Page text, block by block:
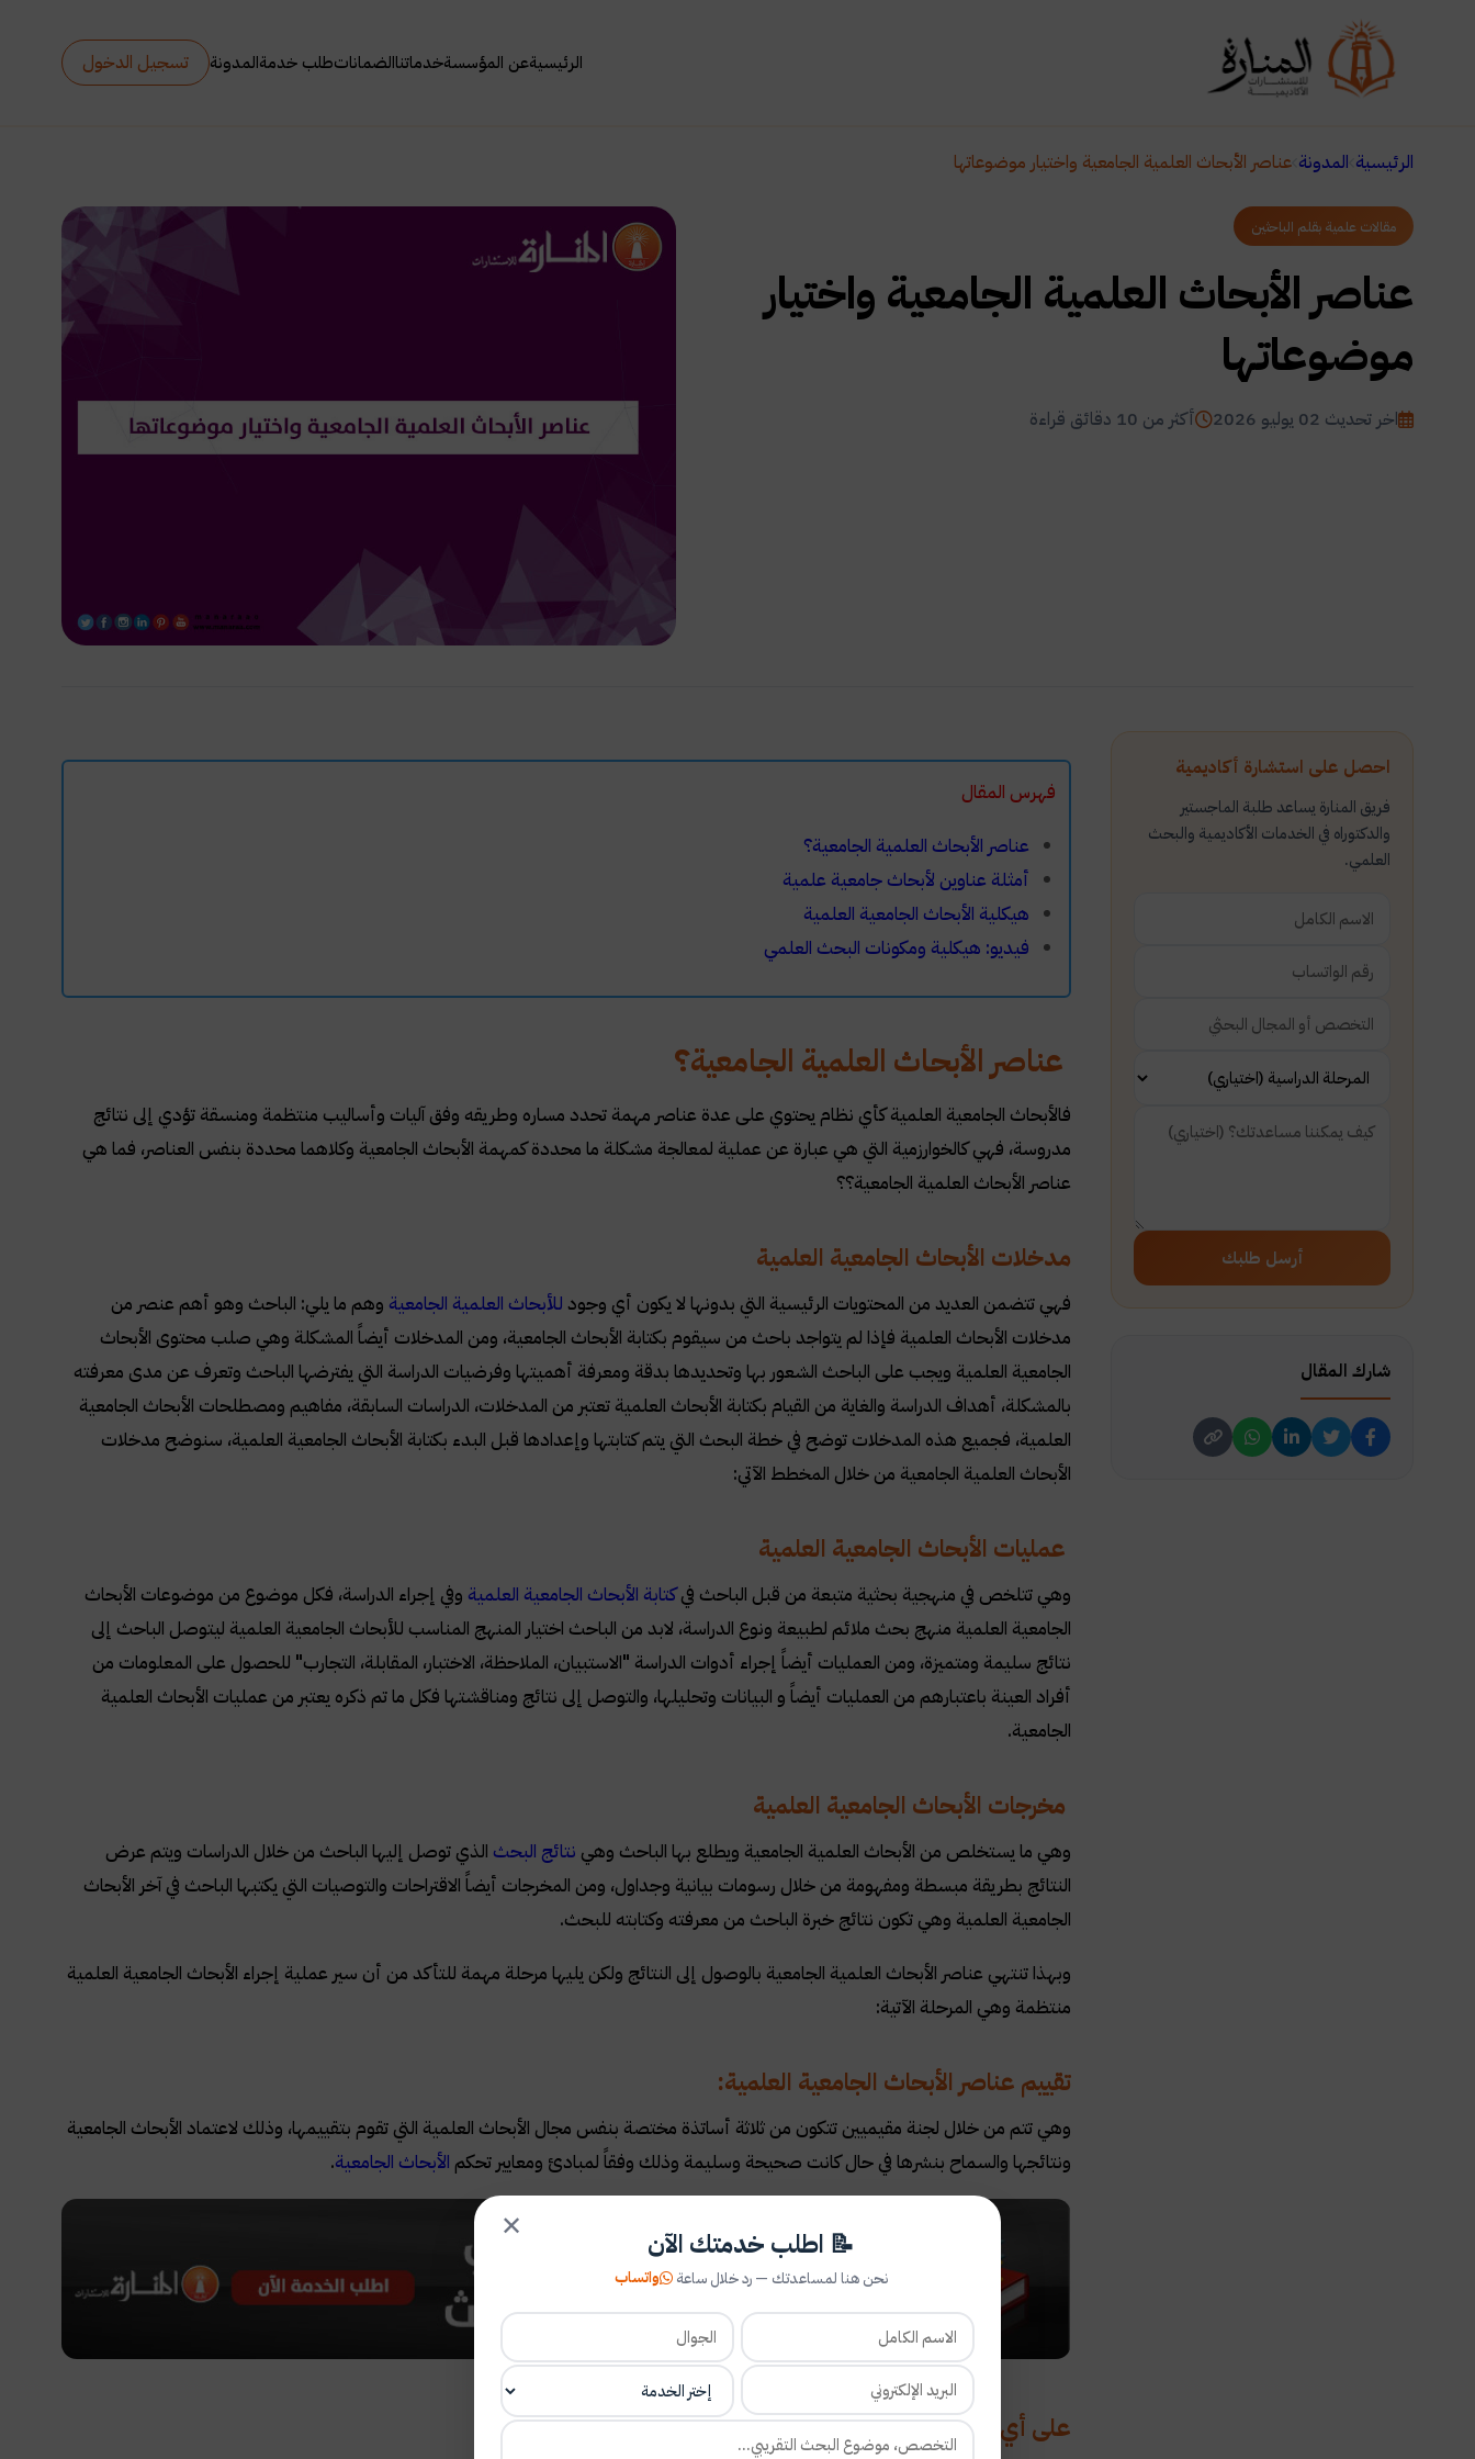
الرئيسيةعن المؤسسةخدماتناالضماناتطلب خدمةالمدونة تسجيل الدخول
الرئيسية المدونة عناصر الأبحاث العلمية الجامعية واختيار موضوعاتها
مقالات علمية بقلم الباحثين
عناصر الأبحاث العلمية الجامعية واختيار
موضوعاتها
اخر تحديث 02 يوليو 2026 أكثر من 10 دقائق قراءة
احصل على استشارة أكاديمية
فريق المنارة يساعد طلبة الماجستير
والدكتوراه في الخدمات الأكاديمية والبحث
العلمي.
أرسل طلبك
شارك المقال
فهرس المقال
عناصر الأبحاث العلمية الجامعية؟
أمثلة عناوين لأبحاث جامعية علمية
هيكلية الأبحاث الجامعية العلمية
فيديو: هيكلية ومكونات البحث العلمي
عناصر الأبحاث العلمية الجامعية؟
فالأبحاث الجامعية العلمية كأي نظام يحتوي على عدة عناصر مهمة تحدد مساره وطريقه وفق آليات وأساليب منتظمة ومنسقة تؤدي إلى نتائج
مدروسة، فهي كالخوارزمية التي هي عبارة عن عملية لمعالجة مشكلة ما محددة كمهمة الأبحاث الجامعية وكلاهما محددة بنفس العناصر، فما هي
عناصر الأبحاث العلمية الجامعية؟؟
مدخلات الأبحاث الجامعية العلمية
فهي تتضمن العديد من المحتويات الرئيسية التي بدونها لا يكون أي وجود للأبحاث العلمية الجامعية وهم ما يلي: الباحث وهو أهم عنصر من
مدخلات الأبحاث العلمية فإذا لم يتواجد باحث من سيقوم بكتابة الأبحاث الجامعية، ومن المدخلات أيضاً المشكلة وهي صلب محتوى الأبحاث
الجامعية العلمية ويجب على الباحث الشعور بها وتحديدها بدقة ومعرفة أهميتها وفرضيات الدراسة التي يفترضها الباحث وتعرف عن مدى معرفته
بالمشكلة، أهداف الدراسة والغاية من القيام بكتابة الأبحاث العلمية تعتبر من المدخلات، الدراسات السابقة، مفاهيم ومصطلحات الأبحاث الجامعية
العلمية، فجميع هذه المدخلات توضح في خطة البحث التي يتم كتابتها وإعدادها قبل البدء بكتابة الأبحاث الجامعية العلمية، سنوضح مدخلات
الأبحاث العلمية الجامعية من خلال المخطط الآتي:
عمليات الأبحاث الجامعية العلمية
وهي تتلخص في منهجية بحثية متبعة من قبل الباحث فيكتابة الأبحاث الجامعية العلمية وفي إجراء الدراسة، فكل موضوع من موضوعات الأبحاث
الجامعية العلمية منهج بحث ملائم لطبيعة ونوع الدراسة، لابد من الباحث اختيار المنهج المناسب للأبحاث الجامعية العلمية ليتوصل الباحث إلى
نتائج سليمة ومتميزة، ومن العمليات أيضاً إجراء أدوات الدراسة "الاستبيان، الملاحظة، الاختبار، المقابلة، التجارب" للحصول على المعلومات من
أفراد العينة باعتبارهم من العمليات أيضاً و البيانات وتحليلها، والتوصل إلى نتائج ومناقشتها فكل ما تم ذكره يعتبر من عمليات الأبحاث العلمية
الجامعية.
مخرجات الأبحاث الجامعية العلمية
وهي ما يستخلص من الأبحاث العلمية الجامعية ويطلع بها الباحث وهي نتائج البحث الذي توصل إليها الباحث من خلال الدراسات ويتم عرض
النتائج بطريقة مبسطة ومفهومة من خلال رسومات بيانية وجداول، ومن المخرجات أيضاً الاقتراحات والتوصيات التي يكتبها الباحث في آخر الأبحاث
الجامعية العلمية وهي تكون نتائج خبرة الباحث من معرفته وكتابته للبحث.
وبهذا تنتهي عناصر الأبحاث العلمية الجامعية بالوصول إلى النتائج ولكن يليها مرحلة مهمة للتأكد من أن سير عملية إجراء الأبحاث الجامعية العلمية
منتظمة وهي المرحلة الآتية:
تقييم عناصر الأبحاث الجامعية العلمية:
وهي تتم من خلال لجنة مقيميين تتكون من ثلاثة أساتذة مختصة بنفس مجال الأبحاث العلمية التي تقوم بتقييمها، وذلك لاعتماد الأبحاث الجامعية
ونتائجها والسماح بنشرها في حال كانت صحيحة وسليمة وذلك وفقاً لمبادئ ومعايير تحكم الأبحاث الجامعية.
على أي أساس يتم اختيار موضوع الأبحاث الجامعية العلمية؟؟
✕
📝 اطلب خدمتك الآن
نحن هنا لمساعدتك — رد خلال ساعة واتساب